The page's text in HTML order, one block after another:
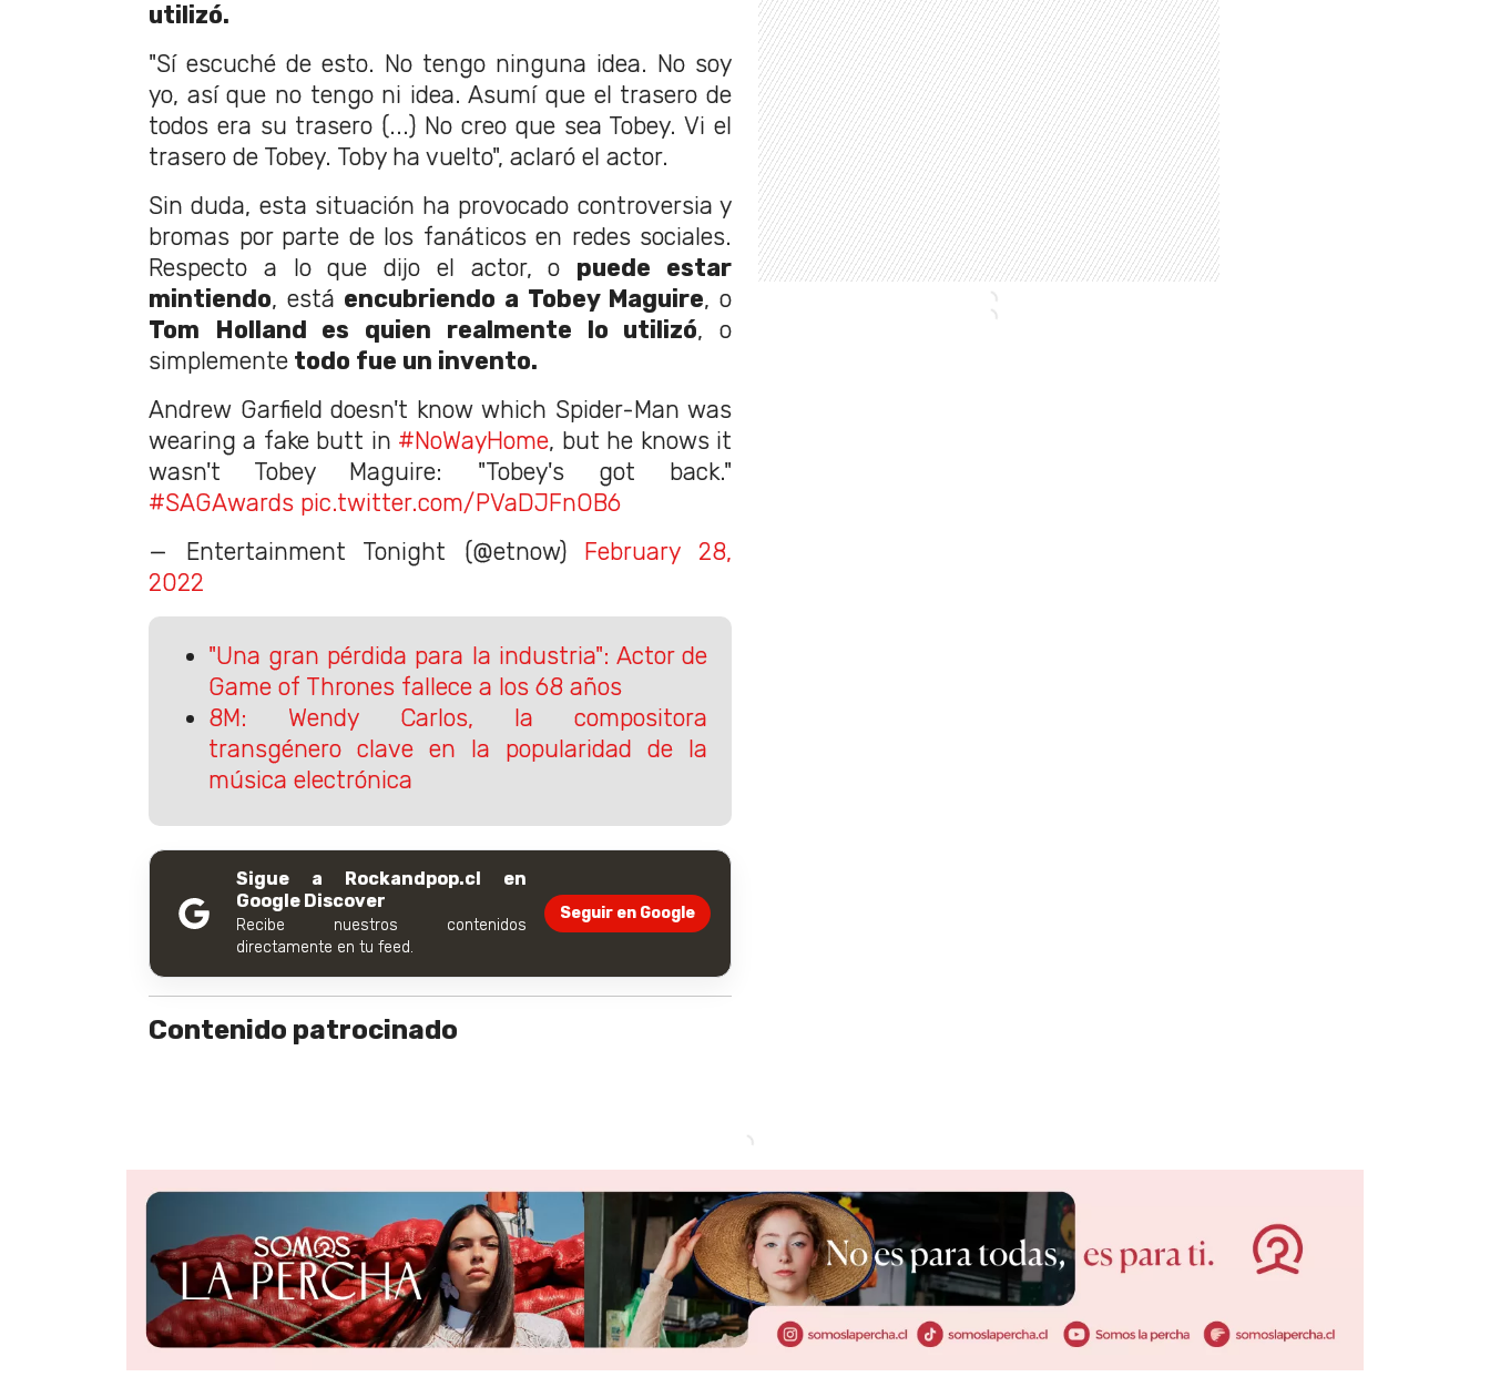
utilizó.
"Sí escuché de esto. No tengo ninguna idea. No soy
yo, así que no tengo ni idea. Asumí que el trasero de
todos era su trasero (...) No creo que sea Tobey. Vi el
trasero de Tobey. Toby ha vuelto", aclaró el actor.
Sin duda, esta situación ha provocado controversia y
bromas por parte de los fanáticos en redes sociales.
Respecto a lo que dijo el actor, o puede estar
mintiendo, está encubriendo a Tobey Maguire, o
Tom Holland es quien realmente lo utilizó, o
simplemente todo fue un invento.
Andrew Garfield doesn't know which Spider-Man was
wearing a fake butt in #NoWayHome, but he knows it
wasn't Tobey Maguire: "Tobey's got back."
#SAGAwards pic.twitter.com/PVaDJFnOB6
— Entertainment Tonight (@etnow) February 28,
2022
"Una gran pérdida para la industria": Actor de
Game of Thrones fallece a los 68 años
8M: Wendy Carlos, la compositora
transgénero clave en la popularidad de la
música electrónica
Sigue a Rockandpop.cl en
Google Discover
Recibe nuestros contenidos
directamente en tu feed.
Seguir en Google
Contenido patrocinado